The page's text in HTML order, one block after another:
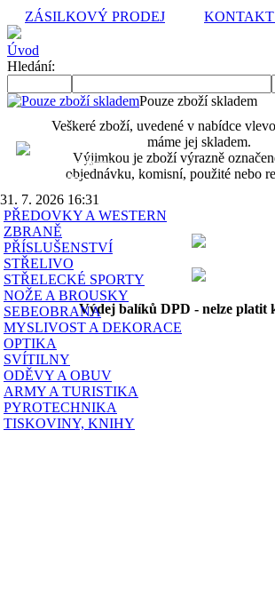
ZÁSILKOVÝ PRODEJ KONTAKT
Úvod
Poslední aktualizace
obsahu skladu:
31. 7. 2026 16:31
PŘEDOVKY A WESTERN
ZBRANĚ
PŘÍSLUŠENSTVÍ
STŘELIVO
STŘELECKÉ SPORTY
NOŽE A BROUSKY
SEBEOBRANA
MYSLIVOST A DEKORACE
OPTIKA
SVÍTILNY
ODĚVY A OBUV
ARMY A TURISTIKA
PYROTECHNIKA
TISKOVINY, KNIHY
Hledání:
Pouze zboží skladem
Veškeré zboží, uvedené v nabídce
máme jej skladem.
Výjimkou je zboží výrazně
objednávku, komisní, použité nebo
Výdej balíků DPD - nelze platit